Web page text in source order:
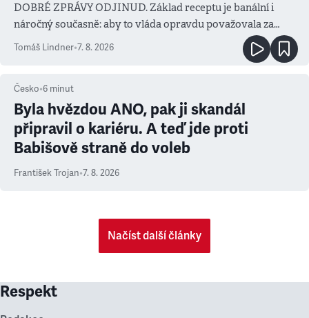
DOBRÉ ZPRÁVY ODJINUD. Základ receptu je banální i
náročný současně: aby to vláda opravdu považovala za
prioritu
Tomáš Lindner•7. 8. 2026
Česko•6 minut
Byla hvězdou ANO, pak ji skandál
připravil o kariéru. A teď jde proti
Babišově straně do voleb
František Trojan•7. 8. 2026
Načíst další články
Respekt